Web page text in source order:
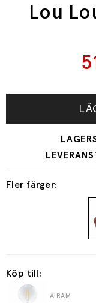
Lou
Fler färger:
Köp till:
AIRAM